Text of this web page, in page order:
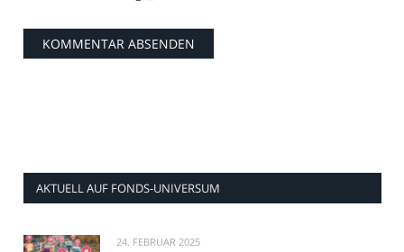
AKTUELL AUF FONDS-UNIVERSUM
24. FEBRUAR 2025